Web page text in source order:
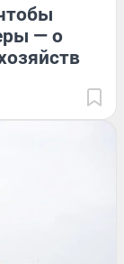
— о